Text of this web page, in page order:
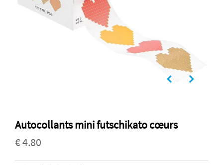
Autocollants mini futschikato cœurs
€ 4.80